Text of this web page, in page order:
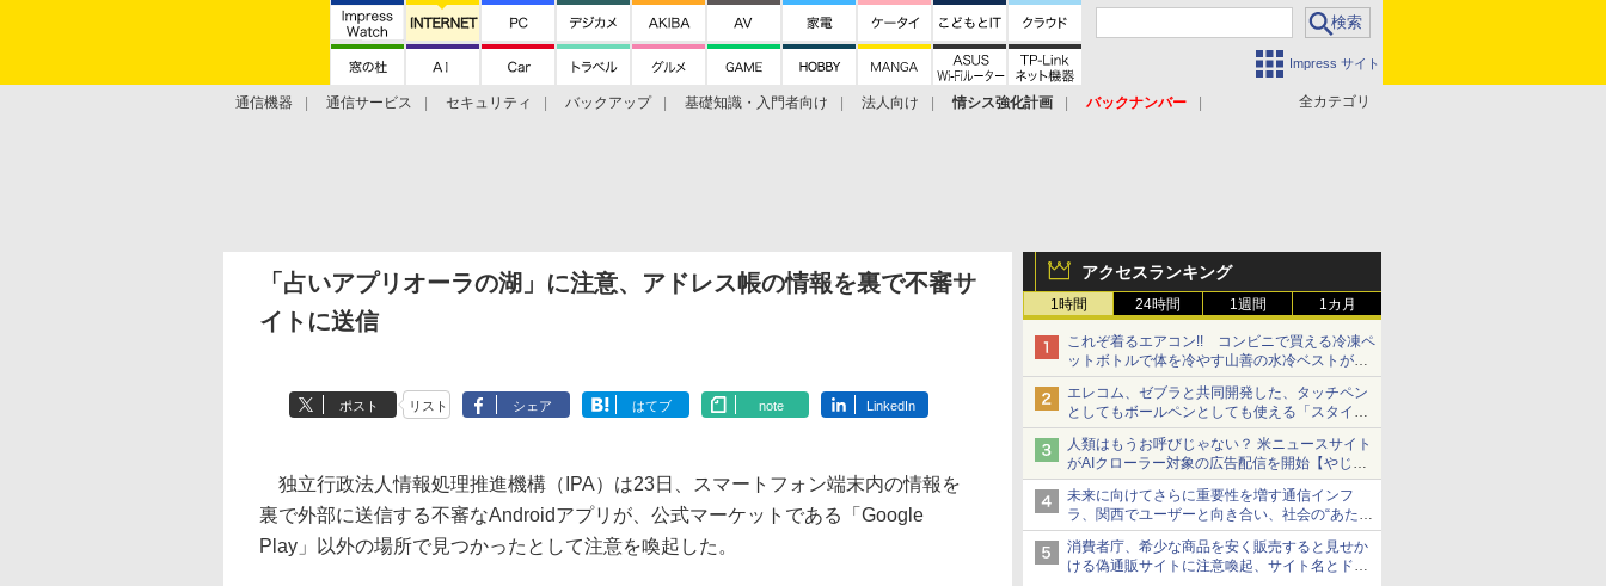
Impress サイト
全カテゴリ
通信機器 通信サービス セキュリティ バックアップ 基礎知識・入門者向け 法人向け 情シス強化計画
バックナンバー
アクセスランキング
1時間 24時間 1週間 1カ月
これぞ着るエアコン!! コンビニで買える冷凍ペ
ットボトルで体を冷やす山善の水冷ベストがロ
ードバイクにちょうどいい【ぼっち・ざ・ろー
ど！その14】【空いた時間でなにしてる？】
エレコム、ゼブラと共同開発した、タッチペン
としてもボールペンとしても使える「スタイラ
スツーウェイ」発売 iPadにも紙にも、持ち替
えずに書き込める
人類はもうお呼びじゃない？ 米ニュースサイト
がAIクローラー対象の広告配信を開始【やじう
まWatch】
未来に向けてさらに重要性を増す通信インフ
ラ、関西でユーザーと向き合い、社会の“あたら
しい”を起動し続ける～オプテージ
消費者庁、希少な商品を安く販売すると見せか
ける偽通販サイトに注意喚起、サイト名とドメ
「占いアプリオーラの湖」に注意、アドレス帳の情報を裏で不審サ
イトに送信
ポスト リスト シェア はてブ note LinkedIn
独立行政法人情報処理推進機構（IPA）は23日、スマートフォン端末内の情報を
裏で外部に送信する不審なAndroidアプリが、公式マーケットである「Google
Play」以外の場所で見つかったとして注意を喚起した。